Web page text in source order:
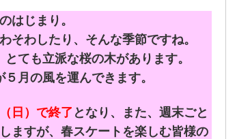
はじまり。
そわしたり、そんな季節ですね。
ても立派な桜の木があります。
月の風を運んできます。
日）で終了 となり、また、週末ごと
ますが、春スケートを楽しむ皆様の